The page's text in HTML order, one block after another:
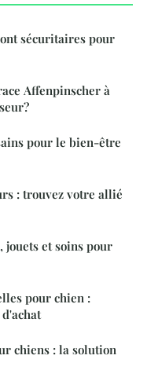
sécuritaires pour
Affenpinscher à
pour le bien-être
: trouvez votre allié
jouets et soins pour
pour chien :
chiens : la solution